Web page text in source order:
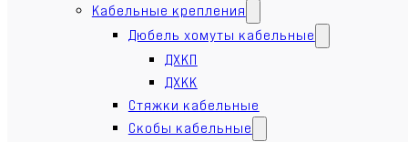
Кабельные крепления
Дюбель хомуты кабельные
ДХКП
ДХКК
Стяжки кабельные
Скобы кабельные